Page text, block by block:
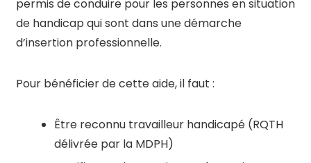
permis de conduire pour les personnes en situation
de handicap qui sont dans une démarche
d’insertion professionnelle.
Pour bénéficier de cette aide, il faut :
Être reconnu travailleur handicapé (RQTH
délivrée par la MDPH)